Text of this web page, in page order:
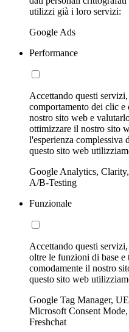
utilizzi già i loro servizi:
Google Ads
Performance
Accettando questi
comportamento dei clic
nostro sito web e
ottimizzare il nostro sito
l'esperienza complessiva
questo sito web
Google Analytics,
A/B-Testing
Funzionale
Accettando questi
oltre le funzioni di base
comodamente il nostro
questo sito web
Google Tag Manager,
Microsoft Consent
Freshchat